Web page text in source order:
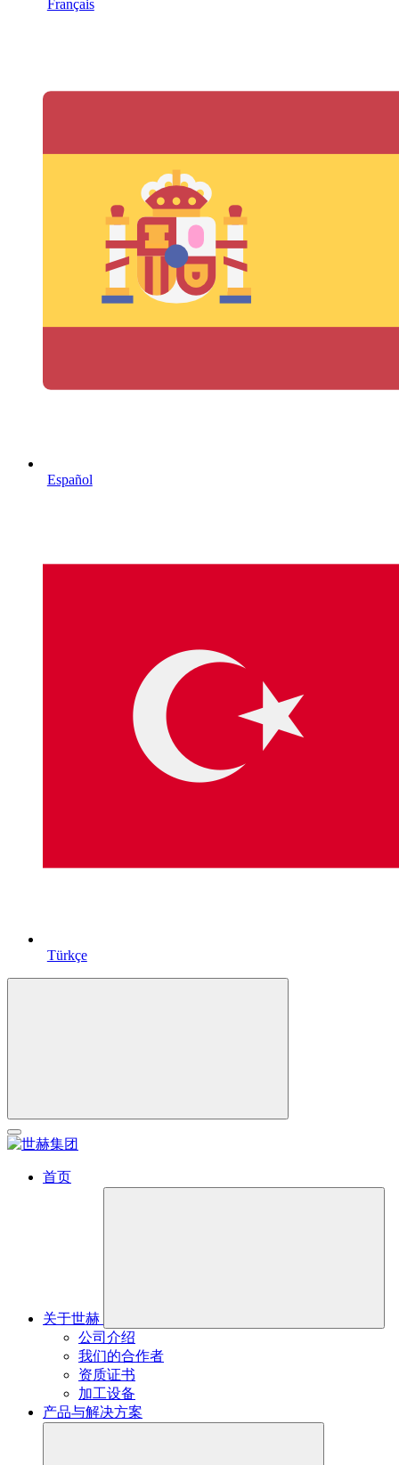
Français
Español
Türkçe
首页
关于世赫
公司介绍
我们的合作者
资质证书
加工设备
产品与解决方案